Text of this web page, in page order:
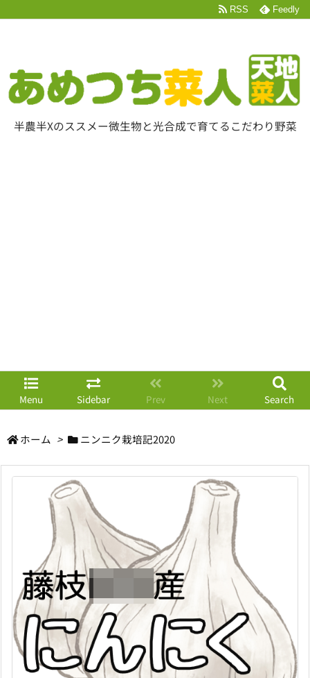
半農半Xのススメー微生物と光合成で育てるこだわり野菜
Menu Sidebar Prev Next Search
RSS Feedly
ホーム > ニンニク栽培記2020